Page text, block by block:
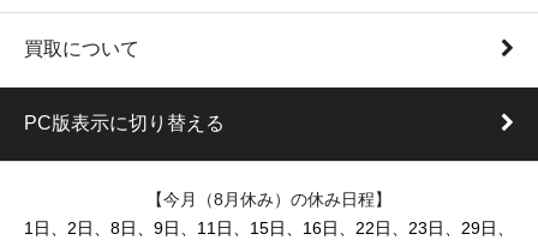
買取について
PC版表示に切り替える
【今月（8月休み）の休み日程】
1日、2日、8日、9日、11日、15日、16日、22日、23日、29日、